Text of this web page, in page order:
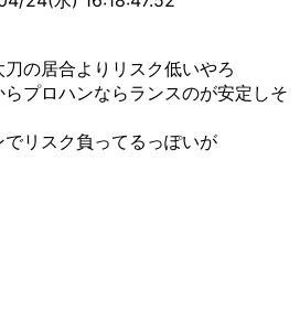
の居合よりリスク低いやろ
プロハンならランスのが安定しそ
リスク負ってるっぽいが